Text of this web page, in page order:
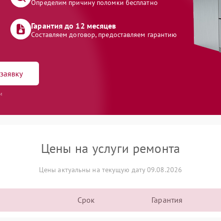
Определим причину поломки бесплатно
Гарантия до 12 месяцев
Составляем договор, предоставляем гарантию
Цены на услуги ремонта
Цены актуальны на текущую дату 09.08.2026
Срок Гарантия